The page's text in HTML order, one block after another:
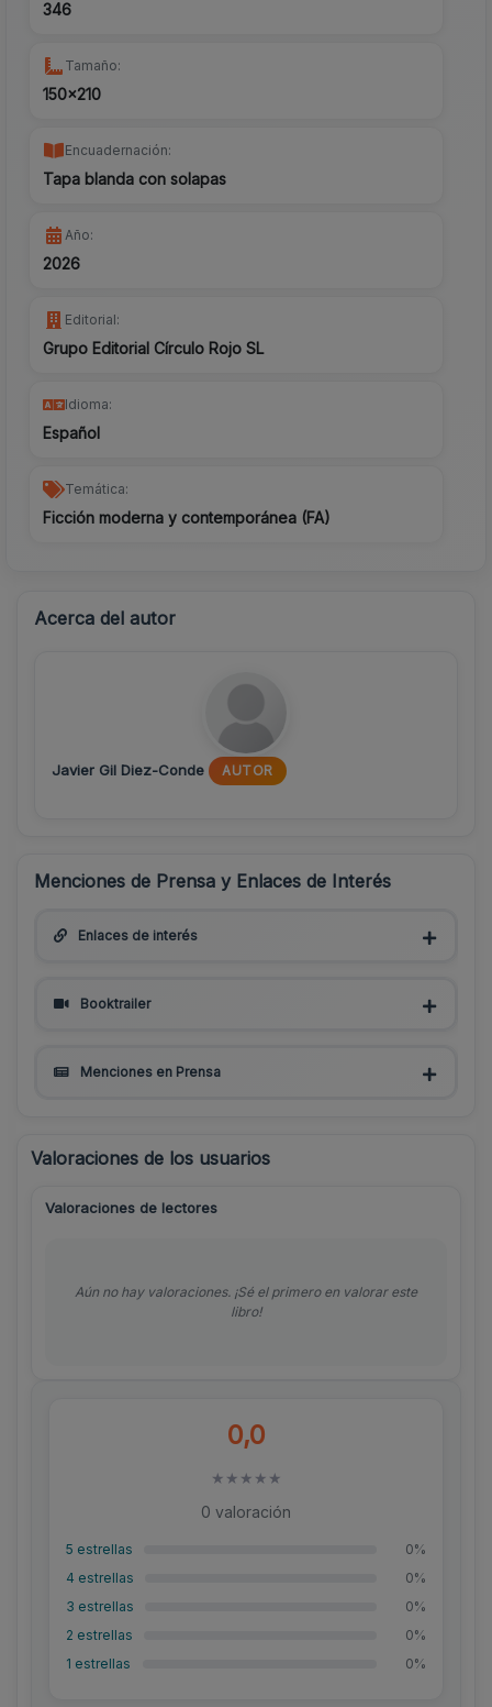
346
Tamaño:
150x210
Encuadernación:
Tapa blanda con solapas
Año:
2026
Editorial:
Grupo Editorial Círculo Rojo SL
Idioma:
Español
Temática:
Ficción moderna y contemporánea (FA)
Acerca del autor
Javier Gil Diez-Conde AUTOR
Menciones de Prensa y Enlaces de Interés
Enlaces de interés
Booktrailer
Menciones en Prensa
Valoraciones de los usuarios
0,0
★ ★ ★ ★ ★
0 valoración
5 estrellas
0%
4 estrellas
0%
3 estrellas
0%
2 estrellas
0%
1 estrellas
0%
Valoraciones de lectores
Aún no hay valoraciones. ¡Sé el primero en valorar este
libro!